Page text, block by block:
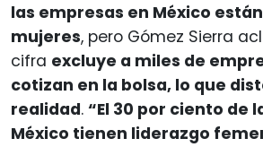
las empresas en México
mujeres, pero Gómez Sierra
cifra excluye a miles de
cotizan en la bolsa, lo que
realidad. “El 30 por ciento de
México tienen liderazgo